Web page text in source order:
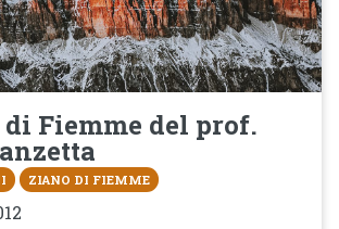
Fiemme del prof.
ZIANO DI FIEMME